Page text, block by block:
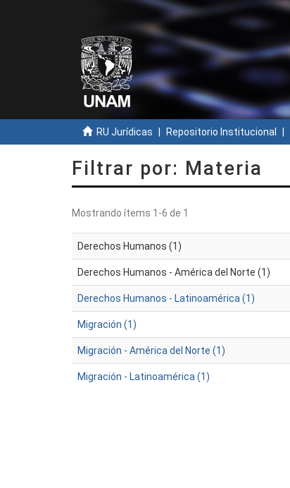
RU Jurídicas Repositorio Institucional
Filtrar por: Materia
Mostrando ítems 1-6 de 1
Derechos Humanos (1)
Derechos Humanos - América del Norte (1)
Derechos Humanos - Latinoamérica (1)
Migración (1)
Migración - América del Norte (1)
Migración - Latinoamérica (1)